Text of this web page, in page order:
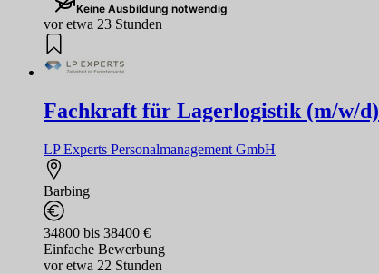
Keine Ausbildung notwendig
vor etwa 23 Stunden
Fachkraft für Lagerlogistik (m/w/d)
LP Experts Personalmanagement GmbH
Barbing
34800 bis 38400 €
Einfache Bewerbung
vor etwa 22 Stunden